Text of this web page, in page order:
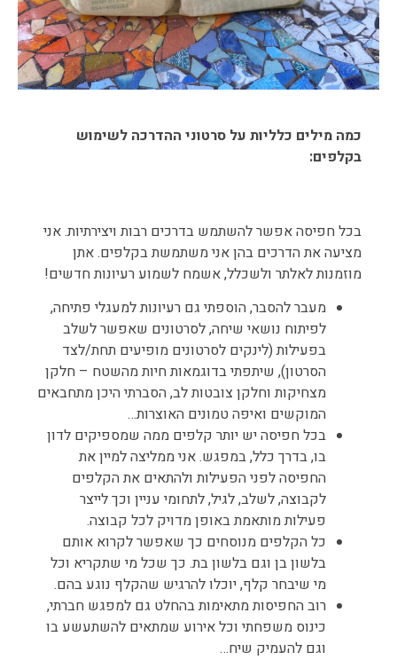
כמה מילים כלליות על סרטוני ההדרכה לשימוש
בקלפים:
בכל חפיסה אפשר להשתמש בדרכים רבות ויצירתיות. אני
מציעה את הדרכים בהן אני משתמשת בקלפים. אתן
מוזמנות לאלתר ולשכלל, אשמח לשמוע רעיונות חדשים!
מעבר להסבר, הוספתי גם רעיונות למעגלי פתיחה,
לפיתוח נושאי שיחה, לסרטונים שאפשר לשלב
בפעילות (לינקים לסרטונים מופיעים תחת/לצד
הסרטון), שיתפתי בדוגמאות חיות מהשטח – חלקן
מצחיקות וחלקן צובטות לב, הסברתי היכן מתחבאים
המוקשים ואיפה טמונים האוצרות…
בכל חפיסה יש יותר קלפים ממה שמספיקים לדון
בו, בדרך כלל, במפגש. אני ממליצה למיין את
החפיסה לפני הפעילות ולהתאים את הקלפים
לקבוצה, לשלב, לגיל, לתחומי עניין וכך לייצר
פעילות מותאמת באופן מדויק לכל קבוצה.
כל הקלפים מנוסחים כך שאפשר לקרוא אותם
בלשון בן וגם בלשון בת. כך שכל מי שתקריא וכל
מי שיבחר קלף, יוכלו להרגיש שהקלף נוגע בהם.
רוב החפיסות מתאימות בהחלט גם למפגש חברתי,
כינוס משפחתי וכל אירוע שמתאים להשתעשע בו
וגם להעמיק שיח…